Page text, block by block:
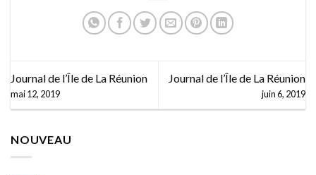
Journal de l’Île de La Réunion
mai 12, 2019
Journal de l’Île de La Réunion
juin 6, 2019
NOUVEAU